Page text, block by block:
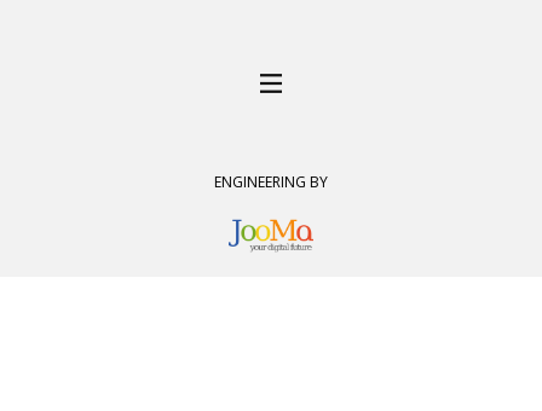
ENGINEERING BY